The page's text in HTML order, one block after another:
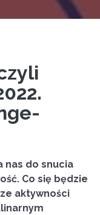
nas do snucia
Co się będzie
aktywności